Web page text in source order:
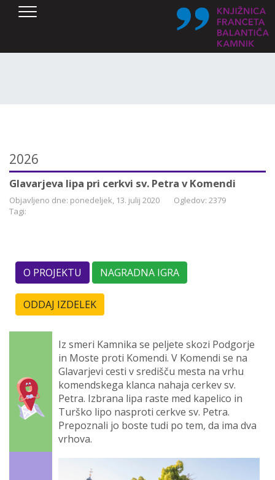
2026
Glavarjeva lipa pri cerkvi sv. Petra v Komendi
Objavljeno dne: ponedeljek, 13. julij 2020
Ogledov: 2379
Tagi:
O PROJEKTU NAGRADNA IGRA
ODDAJ IZDELEK
Iz smeri Kamnika se peljete skozi Podgorje
in Moste proti Komendi. V Komendi se na
Glavarjevi cesti v središču mesta na vrhu
komendskega klanca nahaja cerkev sv.
Petra. Izbrana lipa raste med kapelico in
Turško lipo nasproti cerkve sv. Petra.
Prepoznali jo boste tudi po tem, da ima dva
vrhova.